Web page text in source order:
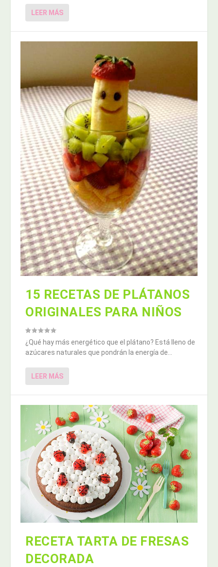
LEER MÁS
15 RECETAS DE PLÁTANOS
ORIGINALES PARA NIÑOS
¿Qué hay más energético que el plátano? Está lleno de
azúcares naturales que pondrán la energía de...
LEER MÁS
RECETA TARTA DE FRESAS
DECORADA